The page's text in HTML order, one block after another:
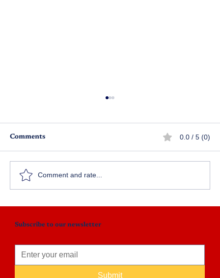
ఫలించిన నిరీక్షణ
Comments 0.0 / 5 (0)
Comment and rate...
Subscribe to our newsletter
Submit